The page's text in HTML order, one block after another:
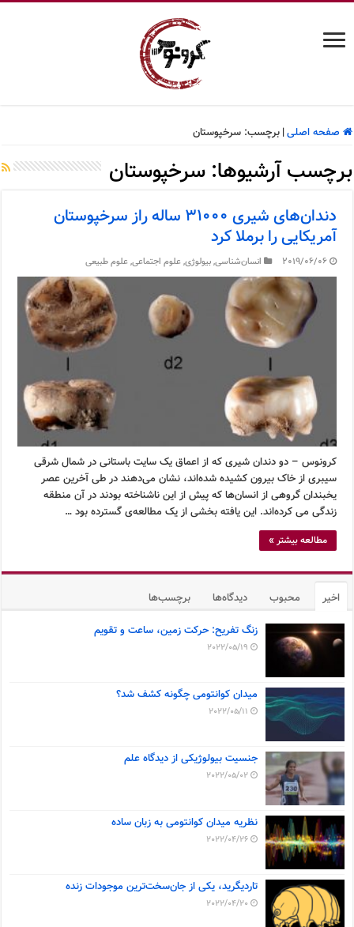
صفحه اصلی| برچسب:سرخپوستان
برچسب آرشیوها:سرخپوستان
دندان‌های شیری ۳۱۰۰۰ ساله راز سرخپوستان
آمریکایی را برملا کرد
2019/06/06 انسان‌شناسی,بیولوژی,علوم اجتماعی,علوم طبیعی
کرونوس – دو دندان شیری که از اعماق یک سایت باستانی در شمال شرقی
سیبری از خاک بیرون کشیده شده‌اند، نشان می‌دهند در طی آخرین عصر
یخبندان گروهی از انسان‌ها که پیش از این ناشناخته بودند در آن منطقه
زندگی می کرده‌اند. این یافته بخشی از یک مطالعه‌ی گسترده بود …
مطالعه بیشتر »
اخیر محبوب دیدگاه‌ها برچسب‌ها
زنگ تفریح: حرکت زمین، ساعت و تقویم
2022/05/19
میدان کوانتومی چگونه کشف شد؟
2022/05/11
جنسیت بیولوژیکی از دیدگاه علم
2022/05/02
نظریه میدان کوانتومی به زبان ساده
2022/04/26
تاردیگرید، یکی از جان‌سخت‌ترین موجودات زنده
2022/04/20